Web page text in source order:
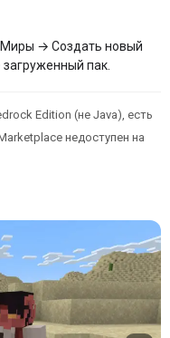
Миры → Создать новый
пак.
Edition (не Java), есть
недоступен на